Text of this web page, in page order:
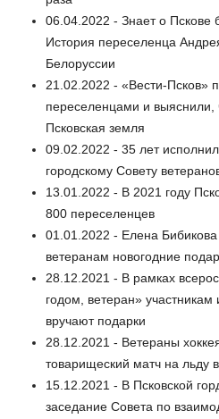
06.04.2022 - Знает о Пскове
История переселенца
Белоруссии
21.02.2022 - «Вести-Псков»
переселенцами и выяснили,
Псковская земля
09.02.2022 - 35 лет
городскому Совету
13.01.2022 - В 2021 году
800 переселенцев
01.01.2022 - Елена Бибикова
ветеранам новогодние
28.12.2021 - В рамках
годом, ветеран»
вручают подарки
28.12.2021 - Ветераны
товарищеский матч на льду
15.12.2021 - В Псковской
заседание Совета по